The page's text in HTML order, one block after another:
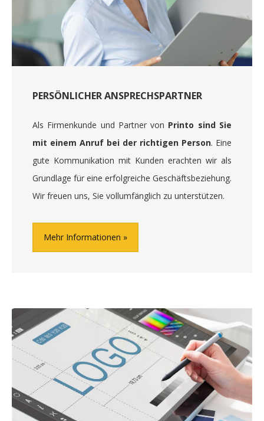
PERSÖNLICHER ANSPRECHSPARTNER
Als Firmenkunde und Partner von Printo sind Sie
mit einem Anruf bei der richtigen Person. Eine
gute Kommunikation mit Kunden erachten wir als
Grundlage für eine erfolgreiche Geschäftsbeziehung.
Wir freuen uns, Sie vollumfänglich zu unterstützen.
Mehr Informationen